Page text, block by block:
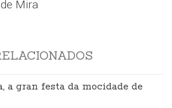
Mira
a gran festa da mocidade de